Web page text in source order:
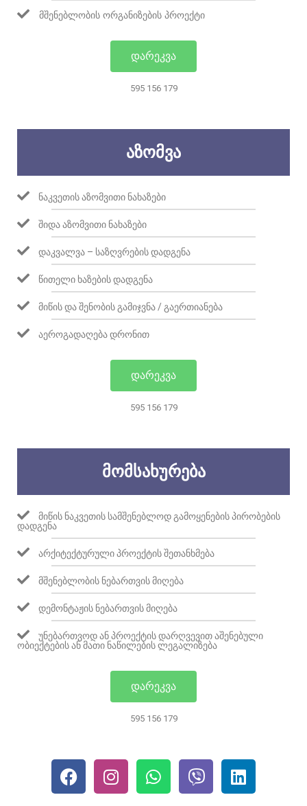
ᲛᲨᲔᲜᲔᲑᲚᲝᲑᲘᲡ ᲝᲠᲒᲐᲜᲘᲖᲔᲑᲘᲡ ᲞᲠᲝᲔᲥᲢᲘ
ᲓᲐᲠᲔᲙᲕᲐ
595 156 179
ᲐᲖᲝᲛᲕᲐ
ᲜᲐᲙᲕᲔᲗᲘᲡ ᲐᲖᲝᲛᲕᲘᲗᲘ ᲜᲐᲮᲐᲖᲔᲑᲘ
ᲨᲘᲓᲐ ᲐᲖᲝᲛᲕᲘᲗᲘ ᲜᲐᲮᲐᲖᲔᲑᲘ
ᲓᲐᲙᲕᲐᲚᲕᲐ – ᲡᲐᲖᲦᲕᲠᲔᲑᲘᲡ ᲓᲐᲓᲒᲔᲜᲐ
ᲬᲘᲗᲔᲚᲘ ᲮᲐᲖᲔᲑᲘᲡ ᲓᲐᲓᲒᲔᲜᲐ
ᲛᲘᲬᲘᲡ ᲓᲐ ᲨᲔᲜᲝᲑᲘᲡ ᲒᲐᲛᲘᲯᲕᲜᲐ / ᲒᲐᲔᲠᲗᲘᲐᲜᲔᲑᲐ
ᲐᲔᲠᲝᲒᲐᲓᲐᲦᲔᲑᲐ ᲓᲠᲝᲜᲘᲗ
ᲓᲐᲠᲔᲙᲕᲐ
595 156 179
ᲛᲝᲛᲡᲐᲮᲣᲠᲔᲑᲐ
ᲛᲘᲬᲘᲡ ᲜᲐᲙᲕᲔᲗᲘᲡ ᲡᲐᲛᲨᲔᲜᲔᲑᲚᲝᲓ ᲒᲐᲛᲝᲧᲔᲜᲔᲑᲘᲡ ᲞᲘᲠᲝᲑᲔᲑᲘᲡ
ᲓᲐᲓᲒᲔᲜᲐ
ᲐᲠᲥᲘᲢᲔᲥᲢᲣᲠᲣᲚᲘ ᲞᲠᲝᲔᲥᲢᲘᲡ ᲨᲔᲗᲐᲜᲮᲛᲔᲑᲐ
ᲛᲨᲔᲜᲔᲑᲚᲝᲑᲘᲡ ᲜᲔᲑᲐᲠᲗᲕᲘᲡ ᲛᲘᲦᲔᲑᲐ
ᲓᲔᲛᲝᲜᲢᲐᲟᲘᲡ ᲜᲔᲑᲐᲠᲗᲕᲘᲡ ᲛᲘᲦᲔᲑᲐ
ᲣᲜᲔᲑᲐᲠᲗᲕᲝᲓ ᲐᲜ ᲞᲠᲝᲔᲥᲢᲘᲡ ᲓᲐᲠᲦᲕᲔᲕᲘᲗ ᲐᲨᲔᲜᲔᲑᲣᲚᲘ
ᲝᲑᲘᲔᲥᲢᲔᲑᲘᲡ ᲐᲜ ᲛᲐᲗᲘ ᲜᲐᲬᲘᲚᲔᲑᲘᲡ ᲚᲔᲒᲐᲚᲘᲖᲔᲑᲐ
ᲓᲐᲠᲔᲙᲕᲐ
595 156 179